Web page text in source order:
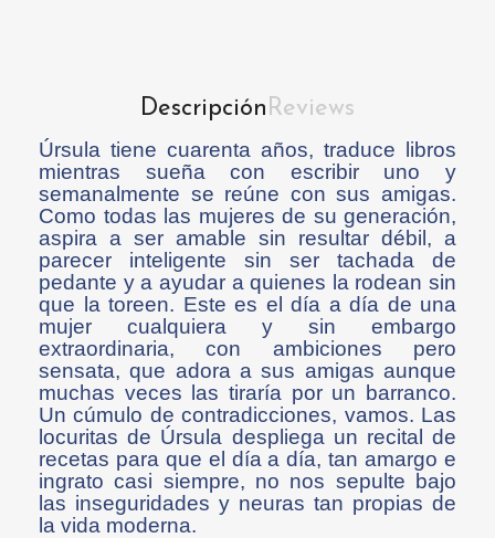
DescripciónReviews
Úrsula tiene cuarenta años, traduce libros
mientras sueña con escribir uno y
semanalmente se reúne con sus amigas.
Como todas las mujeres de su generación,
aspira a ser amable sin resultar débil, a
parecer inteligente sin ser tachada de
pedante y a ayudar a quienes la rodean sin
que la toreen. Este es el día a día de una
mujer cualquiera y sin embargo
extraordinaria, con ambiciones pero
sensata, que adora a sus amigas aunque
muchas veces las tiraría por un barranco.
Un cúmulo de contradicciones, vamos. Las
locuritas de Úrsula despliega un recital de
recetas para que el día a día, tan amargo e
ingrato casi siempre, no nos sepulte bajo
las inseguridades y neuras tan propias de
la vida moderna.